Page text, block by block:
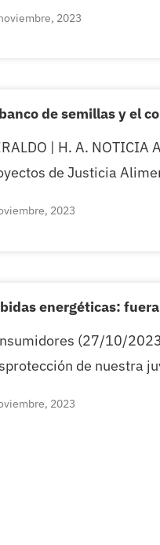
2023
de semillas y el
| H. A.
de Justicia
2023
energéticas:
(27/10/
de nuestra
2023